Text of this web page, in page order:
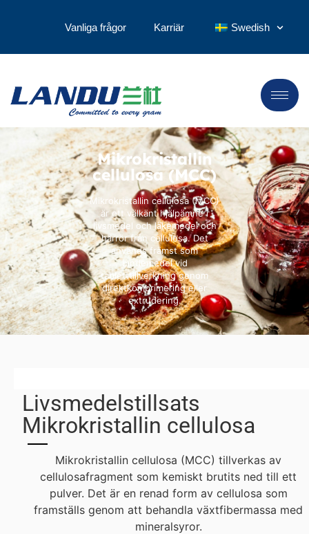
Vanliga frågor Karriär Swedish
Mikrokristallin
cellulosa (MCC)
Mikrokristallin cellulosa (MCC)
är ett välkänt hjälpämne i
livsmedel och läkemedel och
härrör från cellulosa. Det
används främst som
bindemedel vid
tabletttillverkning genom
direktkomprimering eller
extrudering.
Livsmedelstillsats
Mikrokristallin cellulosa
Mikrokristallin cellulosa (MCC) tillverkas av
cellulosafragment som kemiskt brutits ned till ett
pulver. Det är en renad form av cellulosa som
framställs genom att behandla växtfibermassa med
mineralsyror.